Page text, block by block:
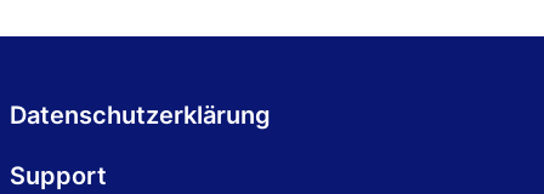
Datenschutzerklärung
Support